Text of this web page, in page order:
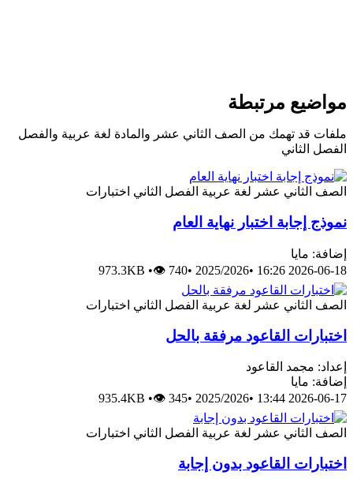
مرتبطة
قد تهمك من الصف الثاني عشر والمادة لغة عربية والفصل
الثاني
الثاني عشر لغة عربية الفصل الثاني اختبارات
إجابة اختبار نهاية العام
مايا
2026-06-18
•
2025/2026
•
973.3KB •👁 740
الثاني عشر لغة عربية الفصل الثاني اختبارات
القاعود مرفقة بالحل
مجمد القاعود
مايا
2026-06-17
•
2025/2026
•
935.4KB •👁 345
الثاني عشر لغة عربية الفصل الثاني اختبارات
القاعود بدون إجابة